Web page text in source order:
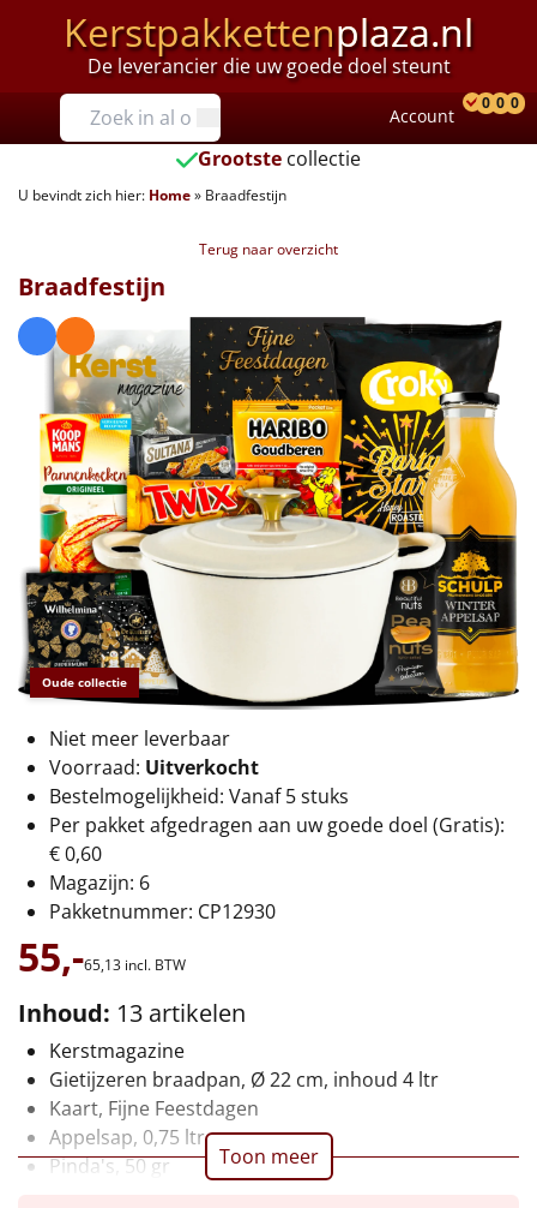
Kerstpakkettenplaza.nl
De leverancier die uw goede doel steunt
Prijzen
Tot €25
€25 tot €35
€40 tot €45
€45 tot €50
€50 tot €55
€55 tot €75
€75 tot €100
€100 en hoger
Alle kerstpakketten 2026
Origineel
Rituals
Luxe
Mannen
Vrouwen
Duurzaam
Leuke
Goedkope
Account
0 0 0
Grootste collectie
U bevindt zich hier: Home» Braadfestijn
Terug naar overzicht
Oude collectie
Braadfestijn
Niet meer leverbaar
Voorraad: Uitverkocht
Bestelmogelijkheid: Vanaf 5 stuks
Per pakket afgedragen aan uw goede doel (Gratis):
€ 0,60
Magazijn: 6
Pakketnummer: CP12930
55,-65,13 incl. BTW
Inhoud: 13 artikelen
Kerstmagazine
Gietijzeren braadpan, Ø 22 cm, inhoud 4 ltr
Kaart, Fijne Feestdagen
Appelsap, 0,75 ltr
Pinda's, 50 gr
Toon meer